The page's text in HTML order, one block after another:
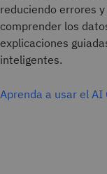
reduciendo errores
comprender los
explicaciones
inteligentes.
Aprenda a usar el